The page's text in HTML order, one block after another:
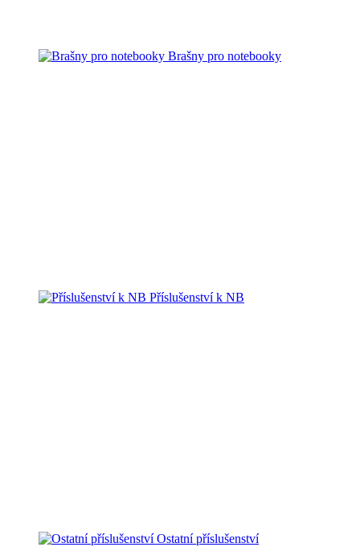
Brašny pro notebooky
Příslušenství k NB
Ostatní příslušenství